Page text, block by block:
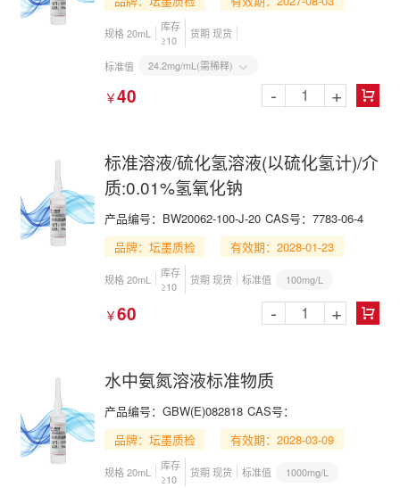
规格 20mL
库存
≥10
货期 现货
标准值 24.2mg/mL(需稀释) 
￥40 
- +
标准溶液/硫化氢溶液(以硫化氢计)/介
质:0.01%氢氧化钠
产品编号：BW20062-100-J-20 CAS号：7783-06-4
品牌：坛墨质检
有效期：2028-01-23
规格 20mL
库存
≥10
货期 现货 标准值 100mg/L
￥60 
- +
水中氨氮溶液标准物质
产品编号：GBW(E)082818 CAS号：
品牌：坛墨质检
有效期：2028-03-09
规格 20mL
库存
≥10
货期 现货 标准值 1000mg/L